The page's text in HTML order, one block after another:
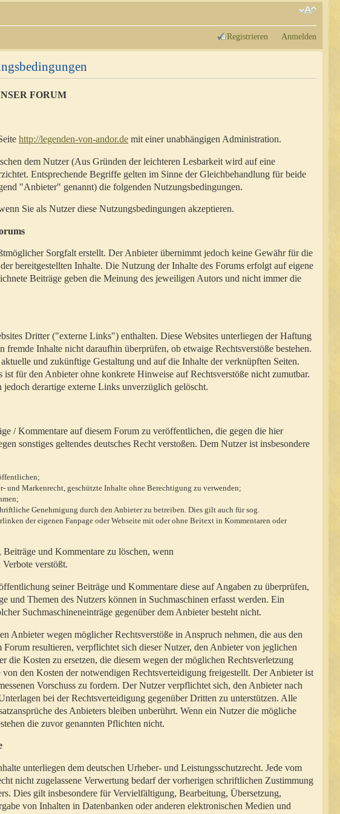
Registrieren Anmelden
FORUM
http://legenden-von-andor.de mit einer unabhängigen Administration.
dem Nutzer (Aus Gründen der leichteren Lesbarkeit wird auf eine
Entsprechende Begriffe gelten im Sinne der Gleichbehandlung für beide
"Anbieter" genannt) die folgenden Nutzungsbedingungen.
Sie als Nutzer diese Nutzungsbedingungen akzeptieren.
Sorgfalt erstellt. Der Anbieter übernimmt jedoch keine Gewähr für die
bereitgestellten Inhalte. Die Nutzung der Inhalte des Forums erfolgt auf eigene
Beiträge geben die Meinung des jeweiligen Autors und nicht immer die
Dritter ("externe Links") enthalten. Diese Websites unterliegen der Haftung
Inhalte nicht daraufhin überprüfen, ob etwaige Rechtsverstöße bestehen.
und zukünftige Gestaltung und auf die Inhalte der verknüpften Seiten.
für den Anbieter ohne konkrete Hinweise auf Rechtsverstöße nicht zumutbar.
derartige externe Links unverzüglich gelöscht.
/ Kommentare auf diesem Forum zu veröffentlichen, die gegen die hier
sonstiges geltendes deutsches Recht verstoßen. Dem Nutzer ist insbesondere
und Markenrecht, geschützte Inhalte ohne Berechtigung zu verwenden;
Genehmigung durch den Anbieter zu betreiben. Dies gilt auch für sog.
der eigenen Fanpage oder Webseite mit oder ohne Beitext in Kommentaren oder
und Kommentare zu löschen, wenn
Verbote verstößt.
seiner Beiträge und Kommentare diese auf Angaben zu überprüfen,
und Themen des Nutzers können in Suchmaschinen erfasst werden. Ein
Suchmaschineneinträge gegenüber dem Anbieter besteht nicht.
Anbieter wegen möglicher Rechtsverstöße in Anspruch nehmen, die aus den
resultieren, verpflichtet sich dieser Nutzer, den Anbieter von jeglichen
die Kosten zu ersetzen, die diesem wegen der möglichen Rechtsverletzung
den Kosten der notwendigen Rechtsverteidigung freigestellt. Der Anbieter ist
Vorschuss zu fordern. Der Nutzer verpflichtet sich, den Anbieter nach
bei der Rechtsverteidigung gegenüber Dritten zu unterstützen. Alle
des Anbieters bleiben unberührt. Wenn ein Nutzer die mögliche
die zuvor genannten Pflichten nicht.
unterliegen dem deutschen Urheber- und Leistungsschutzrecht. Jede vom
nicht zugelassene Verwertung bedarf der vorherigen schriftlichen Zustimmung
Dies gilt insbesondere für Vervielfältigung, Bearbeitung, Übersetzung,
von Inhalten in Datenbanken oder anderen elektronischen Medien und